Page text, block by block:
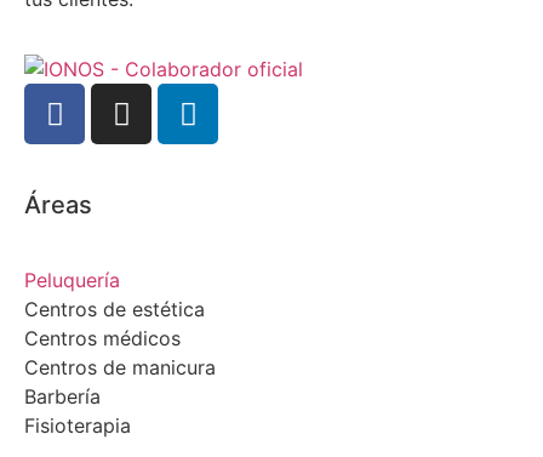
Áreas
Peluquería
Centros de estética
Centros médicos
Centros de manicura
Barbería
Fisioterapia